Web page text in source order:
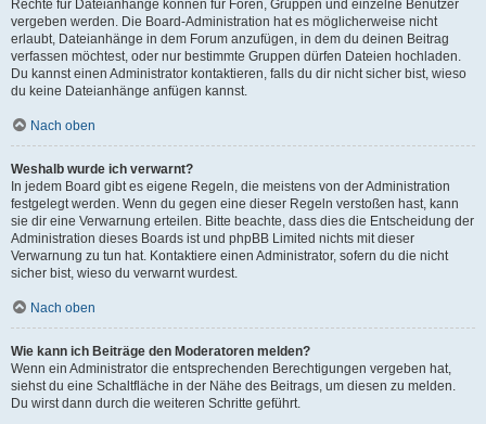
Rechte für Dateianhänge können für Foren, Gruppen und einzelne Benutzer
vergeben werden. Die Board-Administration hat es möglicherweise nicht
erlaubt, Dateianhänge in dem Forum anzufügen, in dem du deinen Beitrag
verfassen möchtest, oder nur bestimmte Gruppen dürfen Dateien hochladen.
Du kannst einen Administrator kontaktieren, falls du dir nicht sicher bist, wieso
du keine Dateianhänge anfügen kannst.
Nach oben
Weshalb wurde ich verwarnt?
In jedem Board gibt es eigene Regeln, die meistens von der Administration
festgelegt werden. Wenn du gegen eine dieser Regeln verstoßen hast, kann
sie dir eine Verwarnung erteilen. Bitte beachte, dass dies die Entscheidung der
Administration dieses Boards ist und phpBB Limited nichts mit dieser
Verwarnung zu tun hat. Kontaktiere einen Administrator, sofern du die nicht
sicher bist, wieso du verwarnt wurdest.
Nach oben
Wie kann ich Beiträge den Moderatoren melden?
Wenn ein Administrator die entsprechenden Berechtigungen vergeben hat,
siehst du eine Schaltfläche in der Nähe des Beitrags, um diesen zu melden.
Du wirst dann durch die weiteren Schritte geführt.